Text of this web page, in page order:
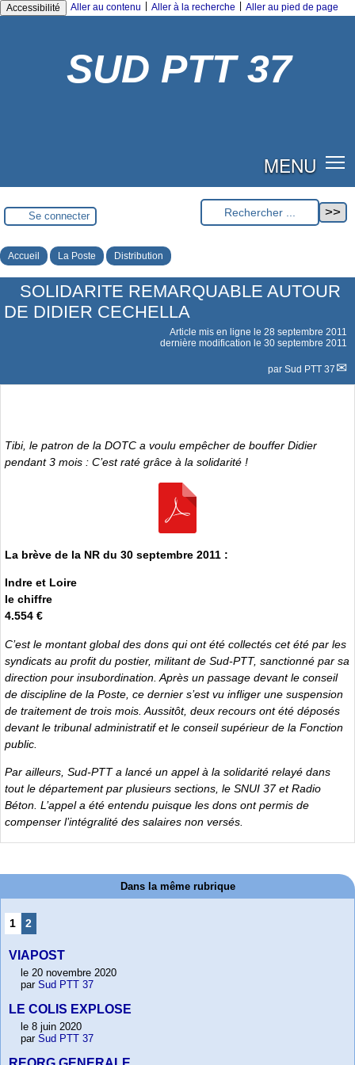
Accessibilité Aller au contenu Aller à la recherche Aller au pied de page
SUD PTT 37
MENU
Se connecter
Accueil La Poste Distribution
SOLIDARITE REMARQUABLE AUTOUR
DE DIDIER CECHELLA
Article mis en ligne le 28 septembre 2011
dernière modification le 30 septembre 2011
par Sud PTT 37
Tibi, le patron de la DOTC a voulu empêcher de bouffer Didier
pendant 3 mois : C’est raté grâce à la solidarité !
La brève de la NR du 30 septembre 2011 :
Indre et Loire
le chiffre
4.554 €
C’est le montant global des dons qui ont été collectés cet été par les
syndicats au profit du postier, militant de Sud-PTT, sanctionné par sa
direction pour insubordination. Après un passage devant le conseil
de discipline de la Poste, ce dernier s’est vu infliger une suspension
de traitement de trois mois. Aussitôt, deux recours ont été déposés
devant le tribunal administratif et le conseil supérieur de la Fonction
public.
Par ailleurs, Sud-PTT a lancé un appel à la solidarité relayé dans
tout le département par plusieurs sections, le SNUI 37 et Radio
Béton. L’appel a été entendu puisque les dons ont permis de
compenser l’intégralité des salaires non versés.
Dans la même rubrique
1 2
VIAPOST
le 20 novembre 2020
par Sud PTT 37
LE COLIS EXPLOSE
le 8 juin 2020
par Sud PTT 37